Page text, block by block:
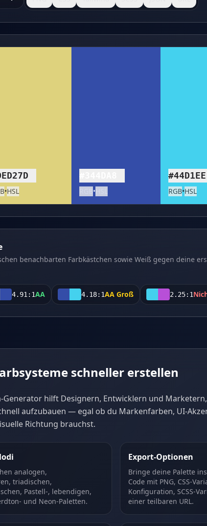
•HSL •
#44D1EE
RGB•HSL
benachbarten Farbkästchen sowie Weiß gegen deine
4.91 :1AA 4.18:1AA Groß 2.25:1
schneller erstellen
Generator hilft Designern, Entwicklern und
aufzubauen — egal ob du Markenfarben, UI-
Richtung brauchst.
analogen,
triadischen,
Pastell-, lebendigen,
und Neon-Paletten.
Export-Optionen
Bringe deine Palette
Code mit PNG, CSS-
Konfiguration, SCSS-
einer teilbaren URL.